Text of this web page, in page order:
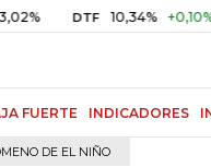
DTF 10,34% +0,10%
FUERTE INDICADORES
DE EL NIÑO